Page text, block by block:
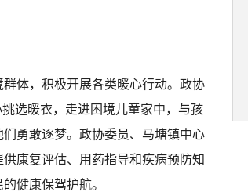
体，积极开展各类暖心行动。政协
选暖衣，走进困境儿童家中，与孩
勇敢逐梦。政协委员、马塘镇中心
康复评估、用药指导和疾病预防知
健康保驾护航。